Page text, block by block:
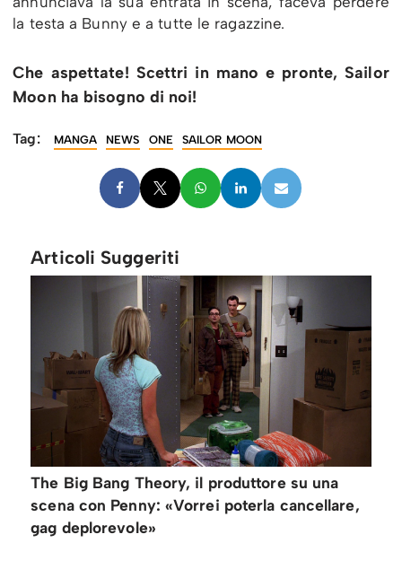
la testa a Bunny e a tutte le ragazzine.
Che aspettate! Scettri in mano e pronte, Sailor
Moon ha bisogno di noi!
Tag: MANGA NEWS ONE SAILOR MOON
Articoli Suggeriti
The Big Bang Theory, il produttore su una
scena con Penny: «Vorrei poterla cancellare,
gag deplorevole»